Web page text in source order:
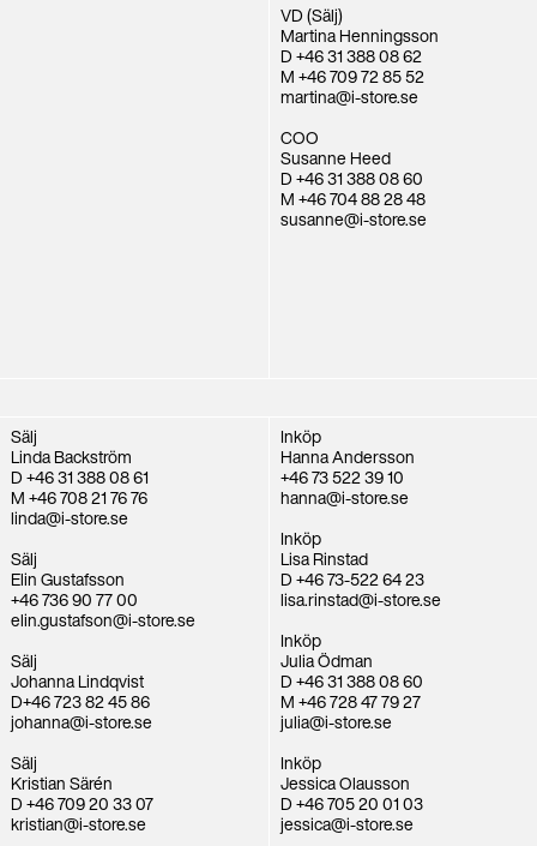
VD (Sälj)
Martina Henningsson
D +46 31 388 08 62
M +46 709 72 85 52
martina@i-store.se
COO
Susanne Heed
D +46 31 388 08 60
M +46 704 88 28 48
susanne@i-store.se
Sälj
Linda Backström
D +46 31 388 08 61
M +46 708 21 76 76
linda@i-store.se
Sälj
Elin Gustafsson
+46 736 90 77 00
elin.gustafson@i-store.se
Sälj
Johanna Lindqvist
D+46 723 82 45 86
johanna@i-store.se
Sälj
Kristian Särén
D +46 709 20 33 07
kristian@i-store.se
Inköp
Hanna Andersson
+46 73 522 39 10
hanna@i-store.se
Inköp
Lisa Rinstad
D +46 73-522 64 23
lisa.rinstad@i-store.se
Inköp
Julia Ödman
D +46 31 388 08 60
M +46 728 47 79 27
julia@i-store.se
Inköp
Jessica Olausson
D +46 705 20 01 03
jessica@i-store.se